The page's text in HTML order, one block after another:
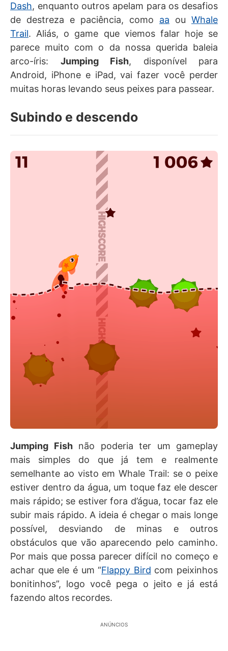
Dash, enquanto outros apelam para os desafios
de destreza e paciência, como aa ou Whale
Trail. Aliás, o game que viemos falar hoje se
parece muito com o da nossa querida baleia
arco-íris: Jumping Fish, disponível para
Android, iPhone e iPad, vai fazer você perder
muitas horas levando seus peixes para passear.
Subindo e descendo
Jumping Fishnão poderia ter um gameplay
mais simples do que já tem e realmente
semelhante ao visto em Whale Trail: se o peixe
estiver dentro da água, um toque faz ele descer
mais rápido; se estiver fora d’água, tocar faz ele
subir mais rápido. A ideia é chegar o mais longe
possível, desviando de minas e outros
obstáculos que vão aparecendo pelo caminho.
Por mais que possa parecer difícil no começo e
achar que ele é um “Flappy Bird com peixinhos
bonitinhos”, logo você pega o jeito e já está
fazendo altos recordes.
ANÚNCIOS